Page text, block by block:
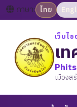
ภาษา: ไทย
เว็บไ
เ
เมืองส